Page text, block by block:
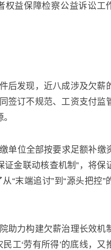
益保障检察公益诉讼工
后发现，近八成涉及欠薪
签订不规范、工资支付监
单位全部按要求足额补缴
金联动核查机制”，将保
“末端追讨”到“源头把控”
助力构建欠薪治理长效机
工‘劳有所得’的底线，又